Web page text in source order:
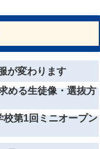
が変わります
める生徒像・選抜方
第1回ミニオープン